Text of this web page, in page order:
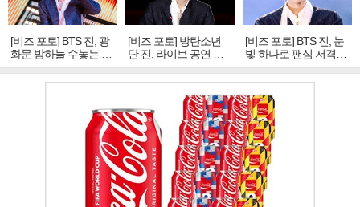
[비즈 포토] BTS 진, 광
화문 밤하늘 수놓는 '비
주얼 킹'의 열창
[비즈 포토] 방탄소년
단 진, 라이브 공연 중
빛나는 독보적 아우라
[비즈 포토] BTS 진, 눈
빛 하나로 팬심 저격…
독보적 카리스마